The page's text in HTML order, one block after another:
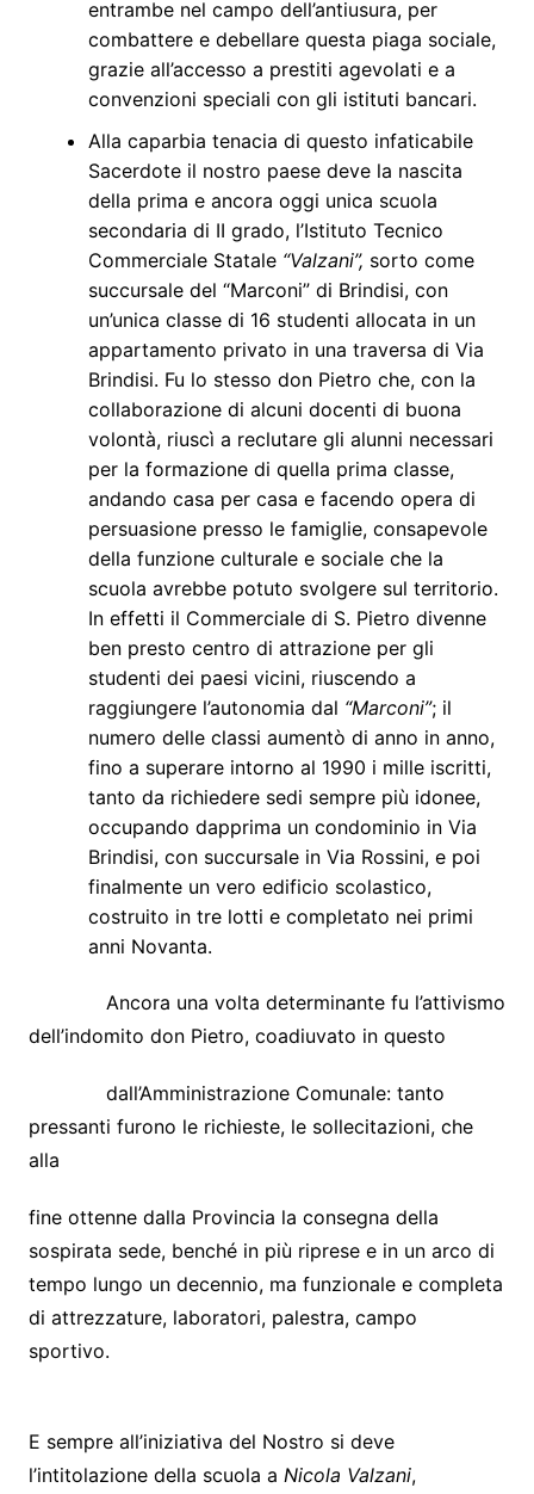
entrambe nel campo dell’antiusura, per
combattere e debellare questa piaga sociale,
grazie all’accesso a prestiti agevolati e a
convenzioni speciali con gli istituti bancari.
Alla caparbia tenacia di questo infaticabile
Sacerdote il nostro paese deve la nascita
della prima e ancora oggi unica scuola
secondaria di II grado, l’Istituto Tecnico
Commerciale Statale “Valzani”, sorto come
succursale del “Marconi” di Brindisi, con
un’unica classe di 16 studenti allocata in un
appartamento privato in una traversa di Via
Brindisi. Fu lo stesso don Pietro che, con la
collaborazione di alcuni docenti di buona
volontà, riuscì a reclutare gli alunni necessari
per la formazione di quella prima classe,
andando casa per casa e facendo opera di
persuasione presso le famiglie, consapevole
della funzione culturale e sociale che la
scuola avrebbe potuto svolgere sul territorio.
In effetti il Commerciale di S. Pietro divenne
ben presto centro di attrazione per gli
studenti dei paesi vicini, riuscendo a
raggiungere l’autonomia dal “Marconi”; il
numero delle classi aumentò di anno in anno,
fino a superare intorno al 1990 i mille iscritti,
tanto da richiedere sedi sempre più idonee,
occupando dapprima un condominio in Via
Brindisi, con succursale in Via Rossini, e poi
finalmente un vero edificio scolastico,
costruito in tre lotti e completato nei primi
anni Novanta.
Ancora una volta determinante fu l’attivismo
dell’indomito don Pietro, coadiuvato in questo
dall’Amministrazione Comunale: tanto
pressanti furono le richieste, le sollecitazioni, che
alla
fine ottenne dalla Provincia la consegna della
sospirata sede, benché in più riprese e in un arco di
tempo lungo un decennio, ma funzionale e completa
di attrezzature, laboratori, palestra, campo
sportivo.
E sempre all’iniziativa del Nostro si deve
l’intitolazione della scuola a Nicola Valzani,